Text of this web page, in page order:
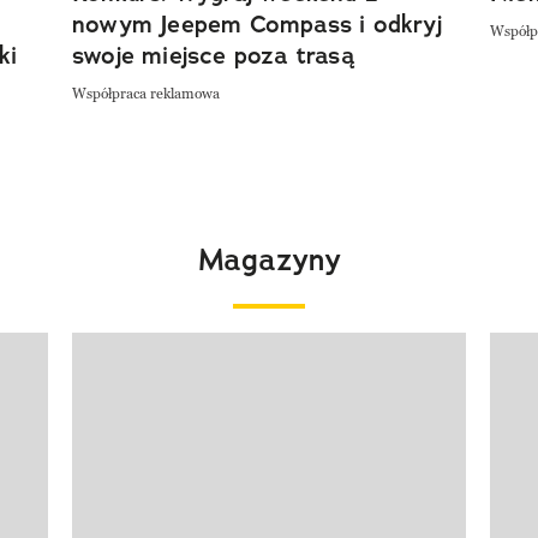
nowym Jeepem Compass i odkryj
swoje miejsce poza trasą
Współpraca reklamowa
Magazyny